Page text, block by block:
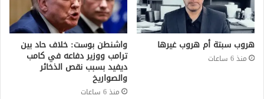
هروب سبتة أم هروب غيرها
منذ 6 ساعات
واشنطن بوست: خلاف حاد بين
ترامب ووزير دفاعه في كامب
ديفيد بسبب نقص الذخائر
والصواريخ
منذ 6 ساعات